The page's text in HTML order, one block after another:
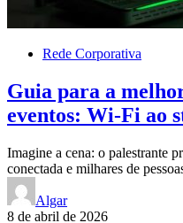
Rede Corporativa
Guia para a
eventos: Wi-Fi ao
Imagine a cena: o palestrante
conectada e milhares de
Algar
8 de abril de 2026